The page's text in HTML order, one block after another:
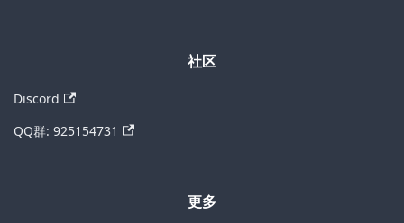
社区
Discord
QQ群: 925154731
更多